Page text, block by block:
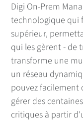
Digi On-Prem
technologique qui
supérieur,
qui les gèrent - de
transforme une
un réseau
pouvez facilement
gérer des
critiques à partir